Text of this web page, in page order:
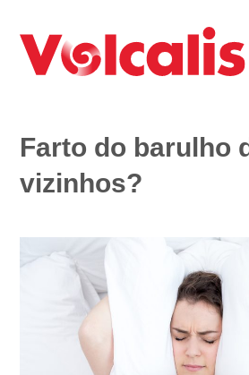
Farto do barulho
vizinhos?